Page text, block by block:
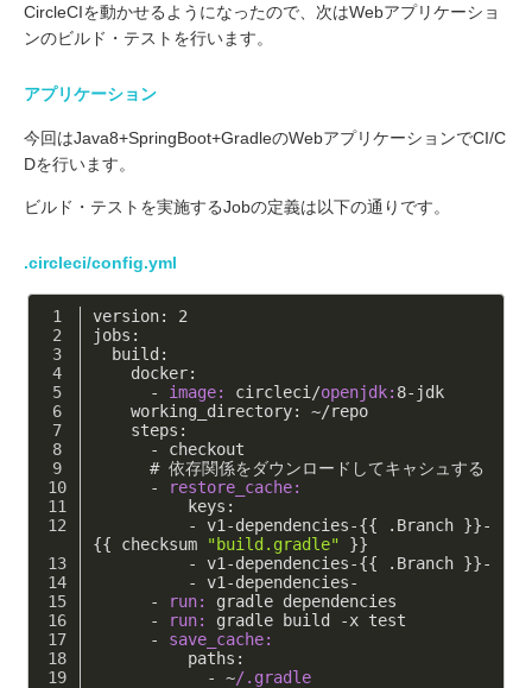
CircleCIを動かせるようになったので、次はWebアプリケーショ
ンのビルド・テストを行います。
アプリケーション
今回はJava8+SpringBoot+GradleのWebアプリケーションでCI/C
Dを行います。
ビルド・テストを実施するJobの定義は以下の通りです。
.circleci/config.yml
version: 2
jobs:
  build:
    docker:
      -
image: circleci/openjdk: 8-jdk
    working_directory: ~/repo
    steps:
      -
checkout
      # 依存関係をダウンロードしてキャシュする
      -
restore_cache:
          keys:
          -
v1-dependencies-{{ .Branch }}-
{{ checksum
"build.gradle" }}
          -
v1-dependencies-{{ .Branch }}-
          -
v1-dependencies-
      -
run:
gradle dependencies
      -
run:
gradle build -x test
      -
save_cache:
          paths:
            -
~/.gradle